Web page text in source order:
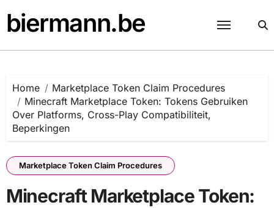
content
biermann.be
Home
Marketplace Token Claim Procedures
Minecraft Marketplace Token: Tokens Gebruiken
Over Platforms, Cross-Play Compatibiliteit,
Beperkingen
Marketplace Token Claim Procedures
Minecraft Marketplace Token: